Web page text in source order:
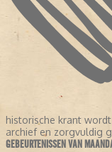
historische krant
archief en zorgvuldig
GEBEURTENISSEN VAN